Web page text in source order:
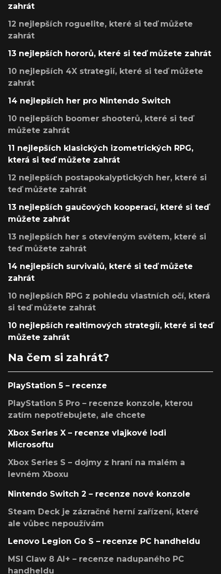
zahrát
12 nejlepších roguelite, které si teď můžete
zahrát
13 nejlepších hororů, které si teď můžete zahrát
10 nejlepších 4X strategií, které si teď můžete
zahrát
14 nejlepších her pro Nintendo Switch
10 nejlepších boomer shooterů, které si teď
můžete zahrát
11 nejlepších klasických izometrických RPG,
která si teď můžete zahrát
12 nejlepších postapokalyptických her, které si
teď můžete zahrát
13 nejlepších gaučových kooperací, které si teď
můžete zahrát
13 nejlepších her s otevřeným světem, které si
teď můžete zahrát
14 nejlepších survivalů, které si teď můžete
zahrát
10 nejlepších RPG z pohledu vlastních očí, která
si teď můžete zahrát
10 nejlepších realtimových strategií, které si teď
můžete zahrát
Na čem si zahrát?
PlayStation 5 – recenze
PlayStation 5 Pro – recenze konzole, kterou
zatím nepotřebujete, ale chcete
Xbox Series X – recenze vlajkové lodi
Microsoftu
Xbox Series S – dojmy z hraní na malém a
levném Xboxu
Nintendo Switch 2 – recenze nové konzole
Steam Deck je zázračné herní zařízení, které
ale vůbec nepoužívám
Lenovo Legion Go S – recenze PC handheldu
MSI Claw 8 AI+ – recenze nadupaného PC
handheldu